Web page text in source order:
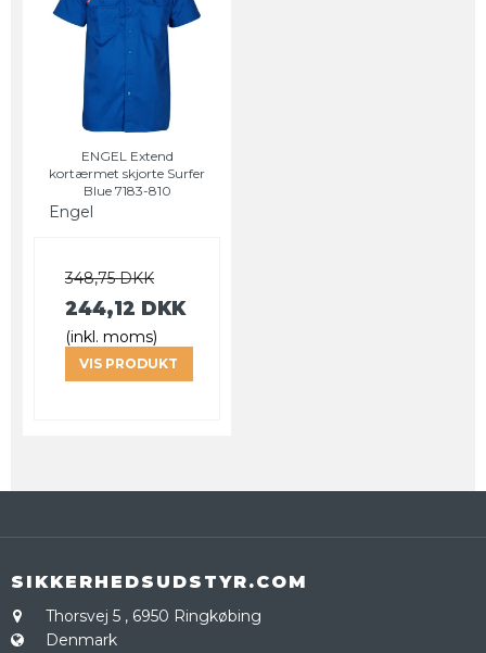
ENGEL Extend
kortærmet skjorte Surfer
Blue 7183-810
Engel
348,75 DKK
244,12 DKK
(inkl. moms)
VIS PRODUKT
SIKKERHEDSUDSTYR.COM
Thorsvej 5 , 6950 Ringkøbing
Denmark